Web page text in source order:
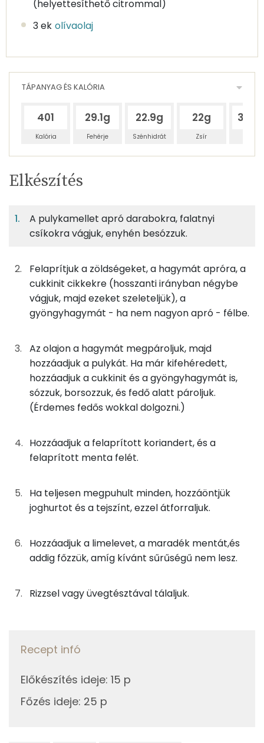
(helyettesíthető citrommal)
3 ek olívaolaj
TÁPANYAG ÉS KALÓRIA
401
Kalória
29.1g
Fehérje
22.9g
Szénhidrát
22g
Zsír
Egy
adagban
7%
Fehérje
6%
Szénhidrát
6%
100g pulykamell
157 kcal
100g cukkini
50gecetes gyöngyhagyma
23 kcal
75gjoghurt
46 kcal
50gfőzőtejszín
0gfehér bors
0g koriander
0 kcal
45g menta
32 kcal
2glimelé
0 kcal
TÁPANYAGTARTALOM
Egy
adagban
4
adagban
100
grammban
7%
Fehérje
6%
Szénhidrát
6%
Zsír
81%
Víz
TOP ásványi anyagok
Nátrium
Foszfor
Kálcium
Magnézium
TOP vitaminok
Kolin:
Lut-zea
Összesen
Zsír
Összesen
Elkészítés
A pulykamellet apró darabokra, falatnyi
csíkokra vágjuk, enyhén besózzuk.
Felaprítjuk a zöldségeket, a hagymát apróra, a
cukkinit cikkekre (hosszanti irányban négybe
vágjuk, majd ezeket szeleteljük), a
gyöngyhagymát - ha nem nagyon apró - félbe.
Az olajon a hagymát megpároljuk, majd
hozzáadjuk a pulykát. Ha már kifehéredett,
hozzáadjuk a cukkinit és a gyöngyhagymát is,
sózzuk, borsozzuk, és fedő alatt pároljuk.
(Érdemes fedős wokkal dolgozni.)
Hozzáadjuk a felaprított koriandert, és a
felaprított menta felét.
Ha teljesen megpuhult minden, hozzáöntjük
joghurtot és a tejszínt, ezzel átforraljuk.
Hozzáadjuk a limelevet, a maradék mentát,és
addig főzzük, amíg kívánt sűrűségű nem lesz.
Rizzsel vagy üvegtésztával tálaljuk.
Recept infó
Előkészítés ideje: 15 p
Főzés ideje: 25 p